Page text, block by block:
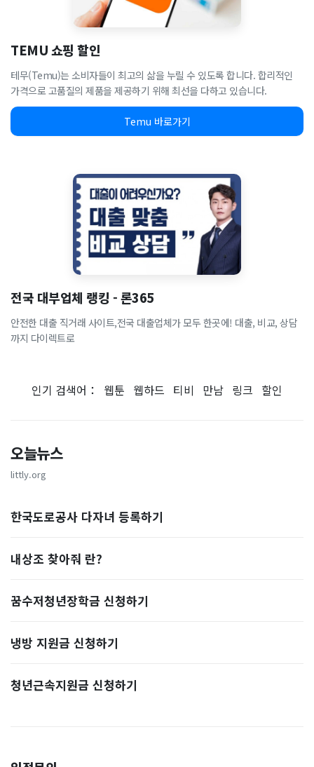
TEMU 쇼핑 할인
테무(Temu)는 소비자들이 최고의 삶을 누릴 수 있도록 합니다. 합리적인
가격으로 고품질의 제품을 제공하기 위해 최선을 다하고 있습니다.
Temu 바로가기
전국 대부업체 랭킹 - 론365
안전한 대출 직거래 사이트,전국 대출업체가 모두 한곳에! 대출, 비교, 상담
까지 다이렉트로
인기 검색어： 웹툰 웹하드 티비 만남 링크 할인
오늘뉴스
littly.org
한국도로공사 다자녀 등록하기
내상조 찾아줘 란?
꿈수저청년장학금 신청하기
냉방 지원금 신청하기
청년근속지원금 신청하기